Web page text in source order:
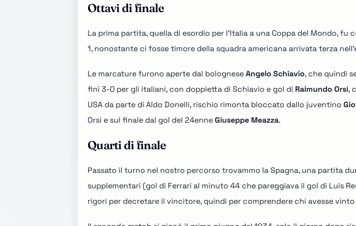
Ottavi di finale
La prima partita, quella di esordio per l'Italia a una Coppa del Mondo,
1, nonostante ci fosse timore della squadra americana arrivata terza
Le marcature furono aperte dal bologneseAngelo Schiavio, che quindi
finì 3-0 per gli italiani, con doppietta di Schiavio e gol di Raimundo Orsi,
USA da parte di Aldo Donelli, rischio rimonta bloccato dallo juventino
Orsi e sul finale dal gol del 24enneGiuseppe Meazza.
Quarti di finale
Passato il turno nel nostro percorso trovammo la Spagna, una partita
supplementari (gol di Ferrari al minuto 44 che pareggiava il gol di Luis
rigori per decretare il vincitore, quindi per comprendere chi avesse